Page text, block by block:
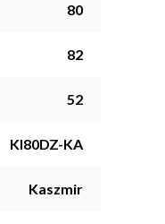
80
82
52
KI80DZ-KA
Kaszmir